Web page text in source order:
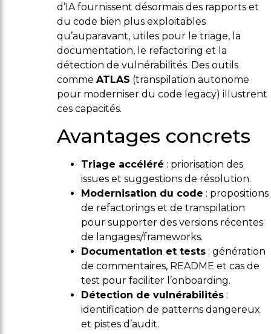
d’IA fournissent désormais des rapports et
du code bien plus exploitables
qu’auparavant, utiles pour le triage, la
documentation, le refactoring et la
détection de vulnérabilités. Des outils
comme ATLAS (transpilation autonome
pour moderniser du code legacy) illustrent
ces capacités.
Avantages concrets
Triage accéléré : priorisation des
issues et suggestions de résolution.
Modernisation du code : propositions
de refactorings et de transpilation
pour supporter des versions récentes
de langages/frameworks.
Documentation et tests : génération
de commentaires, README et cas de
test pour faciliter l’onboarding.
Détection de vulnérabilités :
identification de patterns dangereux
et pistes d’audit.